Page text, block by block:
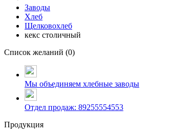
Заводы
Хлеб
Щелковохлеб
кекс столичный
Список желаний (0)
Мы объединяем хлебные заводы
Отдел продаж: 89255554553
Продукция